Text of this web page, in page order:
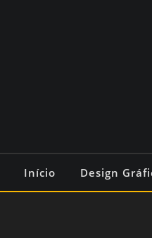
Início Design